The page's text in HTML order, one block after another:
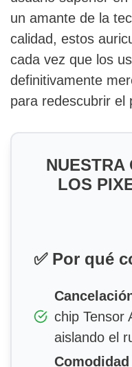
un amante de la
calidad, estos
cada vez que los
definitivamente
para redescubrir el
NUESTRA
LOS
✅ Por qué
chip Tensor
aislando el